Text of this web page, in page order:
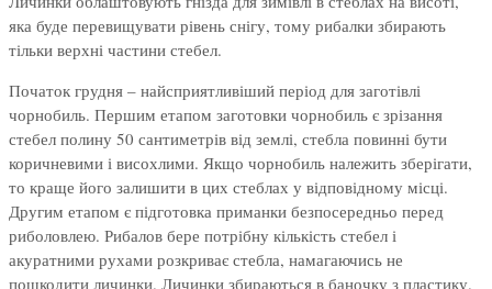
яка буде перевищувати рівень снігу, тому рибалки збирають
тільки верхні частини стебел.
Початок грудня – найсприятливіший період для заготівлі
чорнобиль. Першим етапом заготовки чорнобиль є зрізання
стебел полину 50 сантиметрів від землі, стебла повинні бути
коричневими і висохлими. Якщо чорнобиль належить зберігати,
то краще його залишити в цих стеблах у відповідному місці.
Другим етапом є підготовка приманки безпосередньо перед
риболовлею. Рибалов бере потрібну кількість стебел і
акуратними рухами розкриває стебла, намагаючись не
пошкодити личинки. Личинки збираються в баночку з пластику.